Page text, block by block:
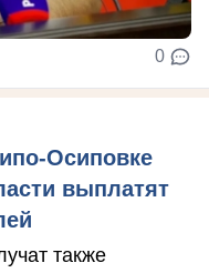
0
Осиповке
выплатят
также